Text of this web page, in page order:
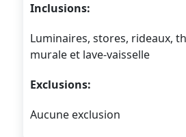
Inclusions:
Luminaires, stores, rideaux,
murale et lave-vaisselle
Exclusions:
Aucune exclusion